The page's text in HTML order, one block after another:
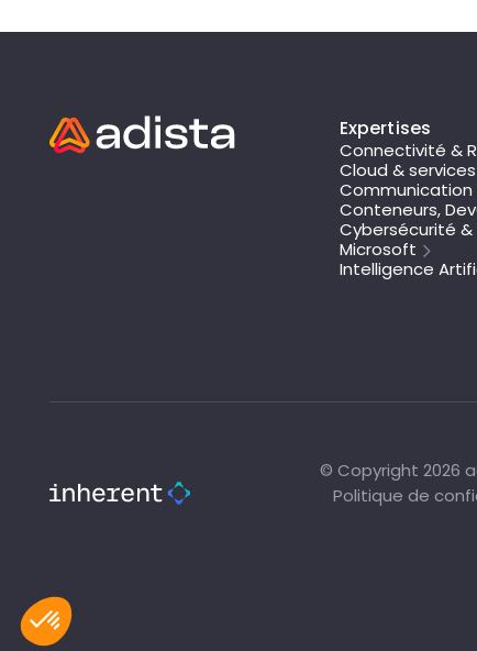
Expertises
Connectivité &
Cloud &
Conteneurs,
Cybersécurité
Microsoft
Intelligence
© Copyright 2026
Politique de